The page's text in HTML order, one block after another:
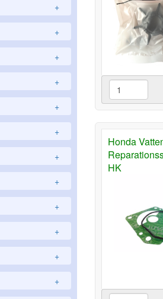
+
+
+
+
+
+
+
+
+
+
+
+
Honda
HK